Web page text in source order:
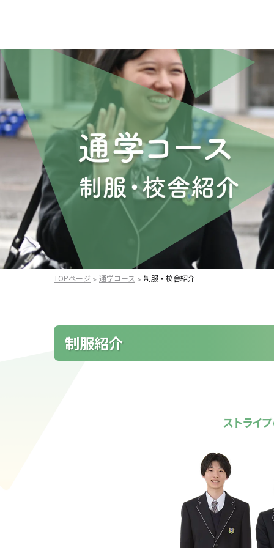
TOPページ > 通学コース > 制服・校舎紹介
制服紹介
ストライ